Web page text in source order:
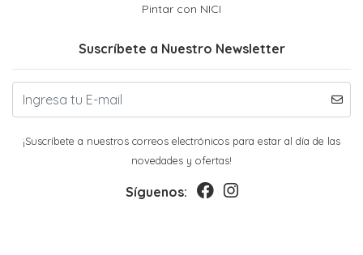
Pintar con NICI
Suscríbete a Nuestro Newsletter
¡Suscríbete a nuestros correos electrónicos para estar al día de las
novedades y ofertas!
Síguenos: